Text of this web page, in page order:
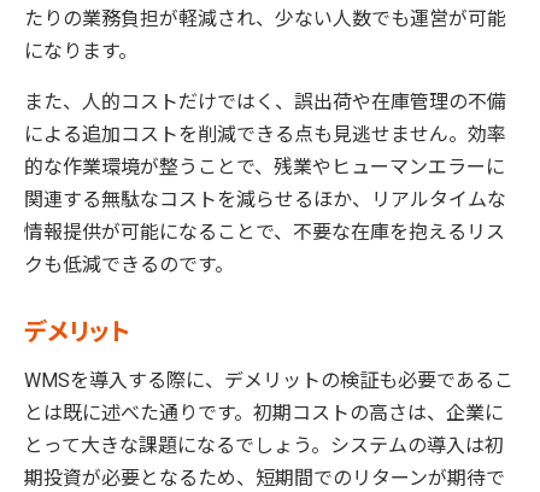
たりの業務負担が軽減され、少ない人数でも運営が可能
になります。
また、人的コストだけではく、誤出荷や在庫管理の不備
による追加コストを削減できる点も見逃せません。効率
的な作業環境が整うことで、残業やヒューマンエラーに
関連する無駄なコストを減らせるほか、リアルタイムな
情報提供が可能になることで、不要な在庫を抱えるリス
クも低減できるのです。
デメリット
WMSを導入する際に、デメリットの検証も必要であるこ
とは既に述べた通りです。初期コストの高さは、企業に
とって大きな課題になるでしょう。システムの導入は初
期投資が必要となるため、短期間でのリターンが期待で